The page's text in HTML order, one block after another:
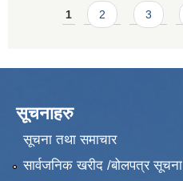
Pages
1 2 3
सूचनाहरु
सूचना तथा समाचार
सार्वजनिक खरीद /बोलपत्र सूचना